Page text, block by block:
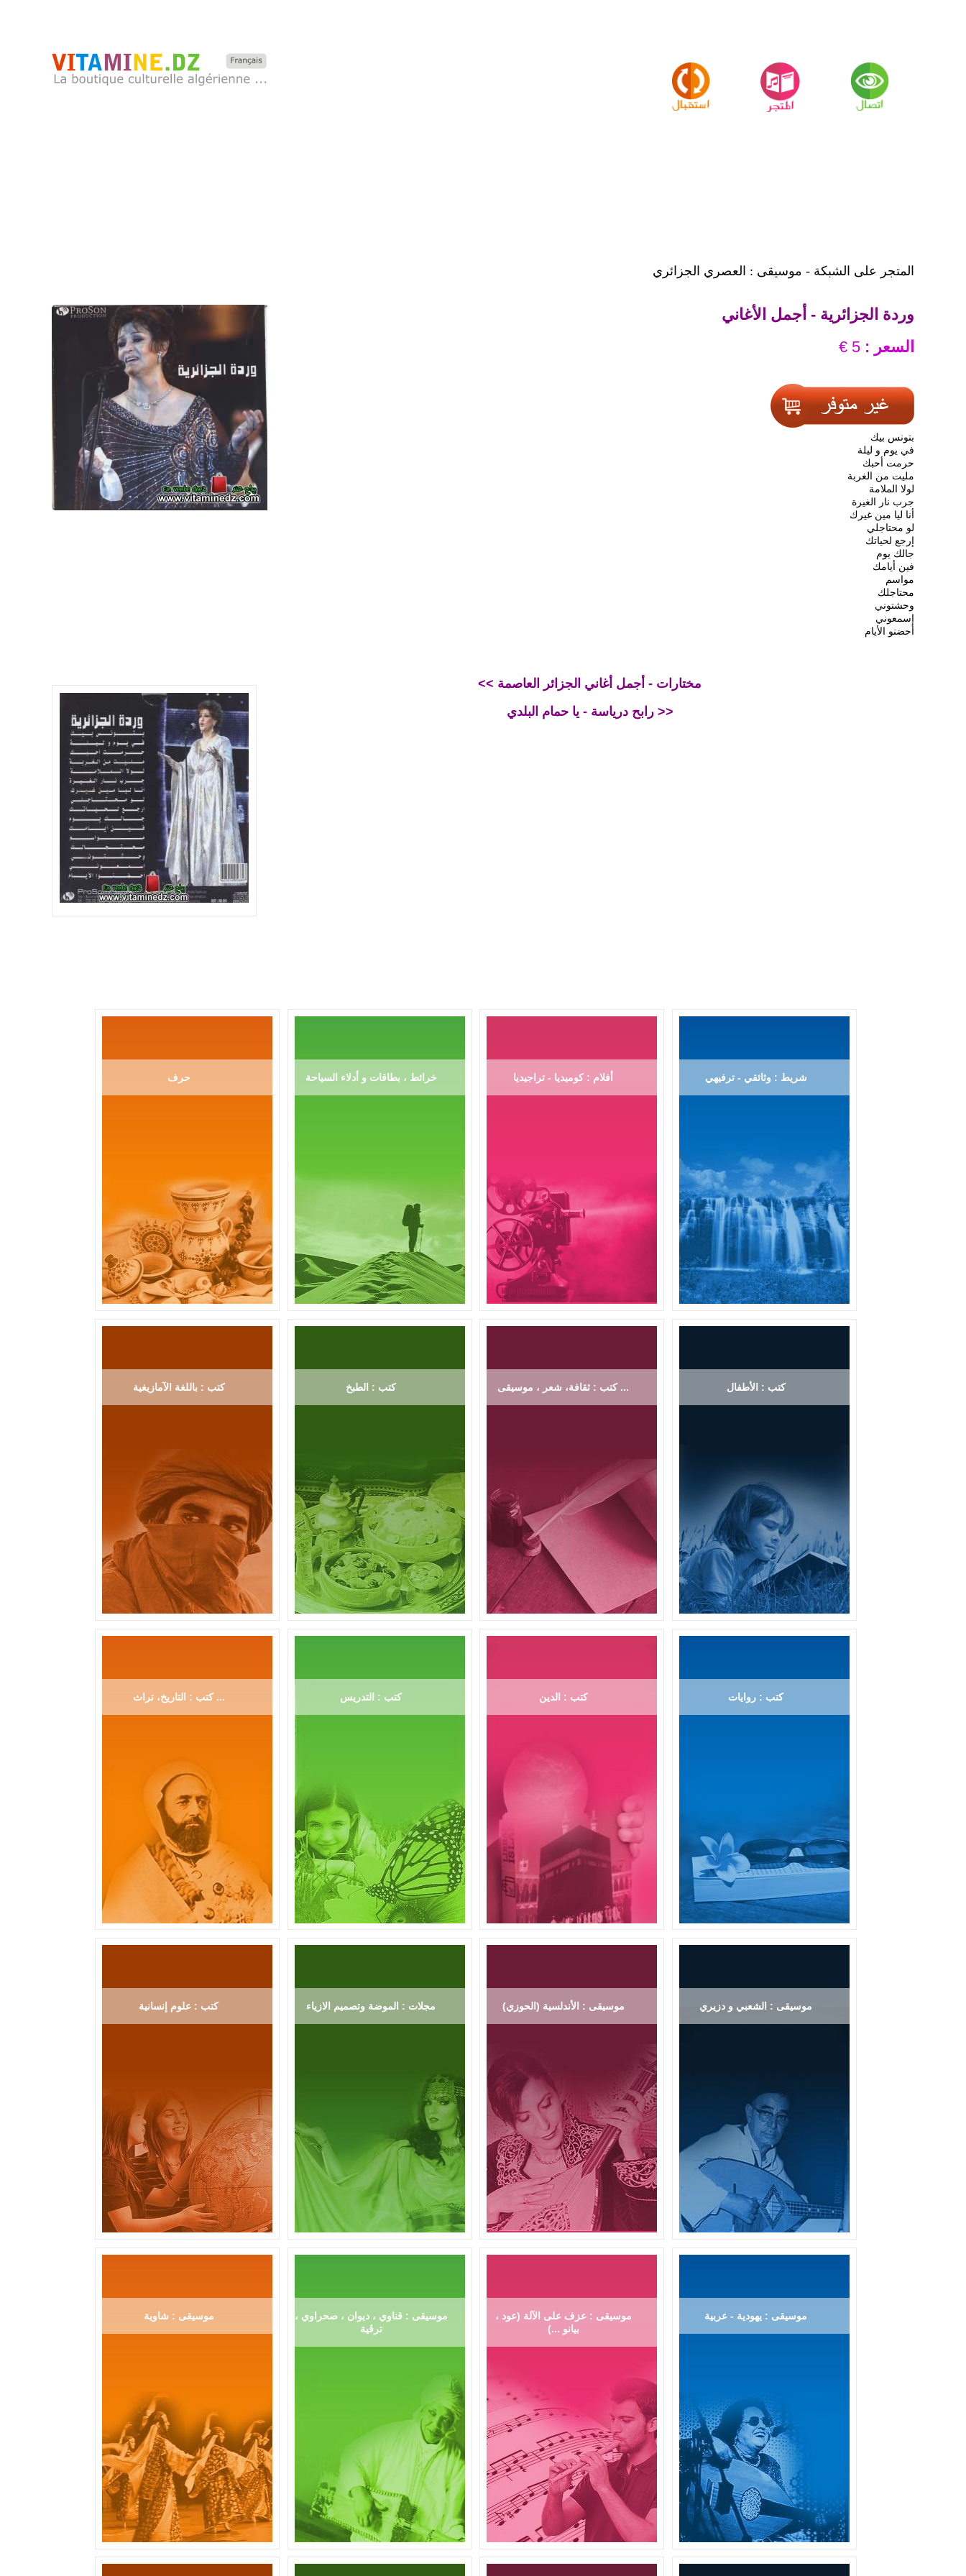
المتجر على الشبكة - موسيقى : العصري الجزائري
وردة الجزائرية - أجمل الأغاني
السعر :
بتونس بيك
في يوم و ليلة
حرمت أحبك
مليت من الغربة
لولا الملامة
جرب نار الغيرة
أنا ليا مين غيرك
لو محتاجلي
إرجع لحياتك
جالك يوم
فين أيامك
مواسم
محتاجلك
وحشتوني
إسمعوني
أحضنو الأيام
<< مختارات - أجمل أغاني الجزائر العاصمة
رابح درياسة - يا حمام البلدي >>
حرف خرائط ، بطاقات و أدلاء السياحة أفلام : كوميديا - تراجيديا شريط : وثائقي - ترفيهي
كتب : باللغة الآمازيغية كتب : الطبخ كتب : ثقافة، شعر ، موسيقى ... كتب : الأطفال
كتب : التاريخ، تراث ... كتب : التدريس كتب : الدين كتب : روايات
كتب : علوم إنسانية مجلات : الموضة وتصميم الازياء موسيقى : الأندلسية (الحوزي) موسيقى : الشعبي و دزيري
موسيقى : شاوية
موسيقى : قناوي ، ديوان ، صحراوي ،
ترڨية
موسيقى : عزف على الآلة (عود ،
بيانو ...)
موسيقى : يهودية - عربية